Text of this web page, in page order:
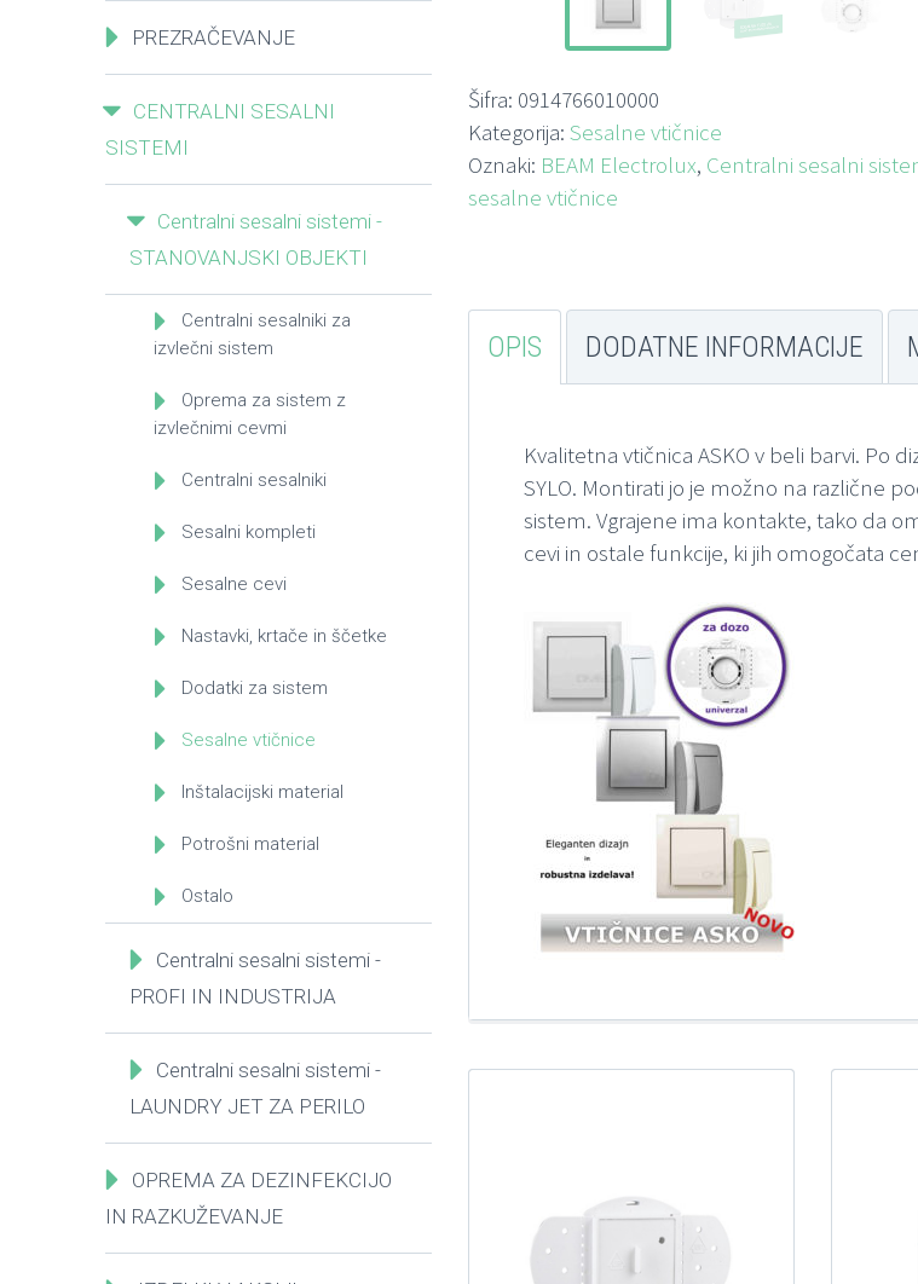
Šifra: 0914766010000
Kategorija: Sesalne vtičnice
Oznaki: BEAM Electrolux, Centralni sesalni
sesalne vtičnice
OPIS DODATNE INFORMACIJE
Kvalitetna vtičnica ASKO v beli barvi. Po
SYLO. Montirati jo je možno na različne
sistem. Vgrajene ima kontakte, tako da
cevi in ostale funkcije, ki jih omogočata
PREZRAČEVANJE
CENTRALNI SESALNI
SISTEMI
Centralni sesalni sistemi -
STANOVANJSKI OBJEKTI
Centralni sesalniki za
izvlečni sistem
Oprema za sistem z
izvlečnimi cevmi
Centralni sesalniki
Sesalni kompleti
Sesalne cevi
Nastavki, krtače in ščetke
Dodatki za sistem
Sesalne vtičnice
Inštalacijski material
Potrošni material
Ostalo
Centralni sesalni sistemi -
PROFI IN INDUSTRIJA
Centralni sesalni sistemi -
LAUNDRY JET ZA PERILO
OPREMA ZA DEZINFEKCIJO
IN RAZKUŽEVANJE